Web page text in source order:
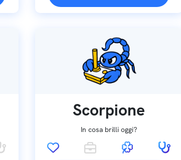
Scorpione
In cosa brilli oggi?